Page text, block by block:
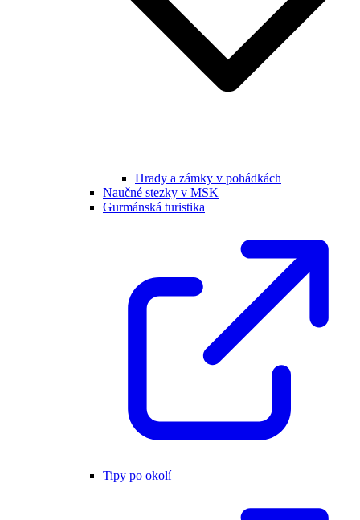
Hrady a zámky v pohádkách
Naučné stezky v MSK
Gurmánská turistika
Tipy po okolí